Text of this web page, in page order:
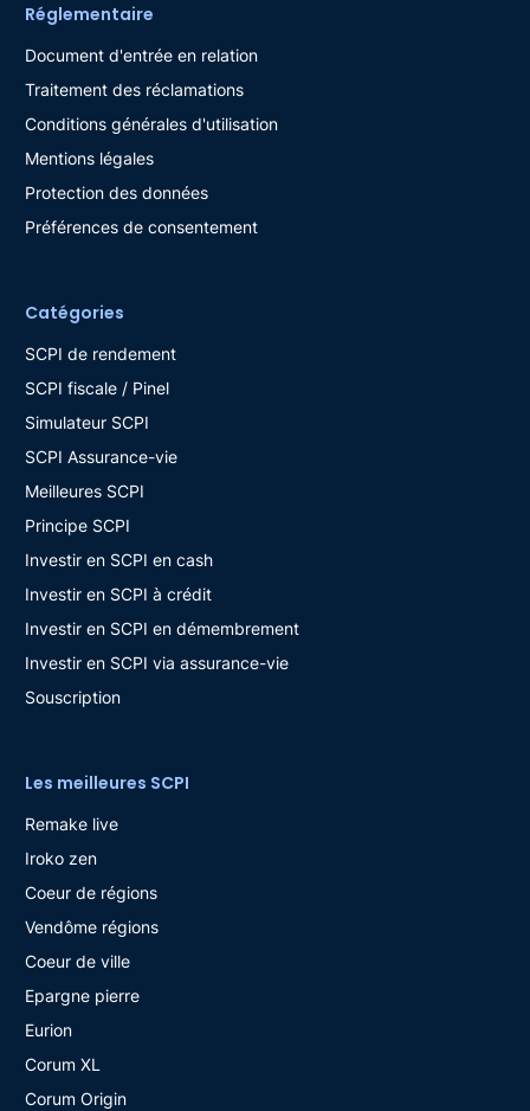
Réglementaire
Document d'entrée en relation
Traitement des réclamations
Conditions générales d'utilisation
Mentions légales
Protection des données
Préférences de consentement
Catégories
SCPI de rendement
SCPI fiscale / Pinel
Simulateur SCPI
SCPI Assurance-vie
Meilleures SCPI
Principe SCPI
Investir en SCPI en cash
Investir en SCPI à crédit
Investir en SCPI en démembrement
Investir en SCPI via assurance-vie
Souscription
Les meilleures SCPI
Remake live
Iroko zen
Coeur de régions
Vendôme régions
Coeur de ville
Epargne pierre
Eurion
Corum XL
Corum Origin